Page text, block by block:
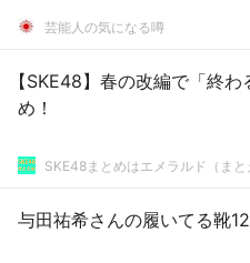
芸能人の気になる噂
【SKE48】春の改編で「終
め！
SKE48まとめはエメラルド（まと
与田祐希さんの履いてる靴